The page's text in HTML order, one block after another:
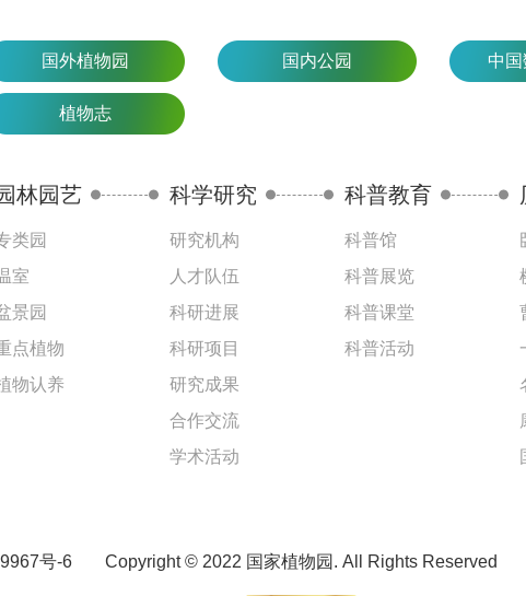
国外植物园 国内公园 中
植物志
林园艺
类园
室
景园
点植物
物认养
科学研究
研究机构
人才队伍
科研进展
科研项目
研究成果
合作交流
学术活动
科普教育
科普馆
科普展览
科普课堂
科普活动
号-6 Copyright © 2022 国家植物园. All Rights Reserved